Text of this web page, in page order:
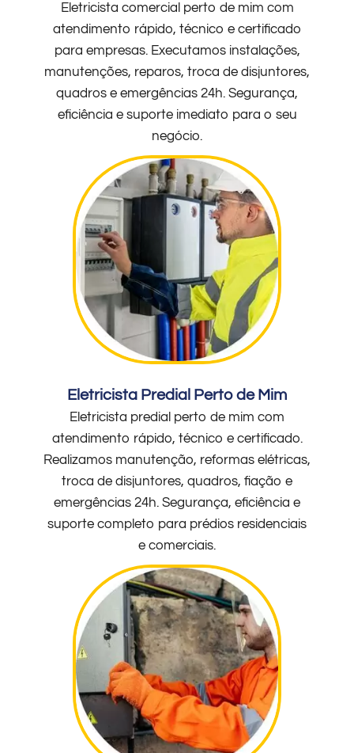
Eletricista comercial perto de mim com
atendimento rápido, técnico e certificado
para empresas. Executamos instalações,
manutenções, reparos, troca de disjuntores,
quadros e emergências 24h. Segurança,
eficiência e suporte imediato para o seu
negócio.
Eletricista Predial Perto de Mim
Eletricista predial perto de mim com
atendimento rápido, técnico e certificado.
Realizamos manutenção, reformas elétricas,
troca de disjuntores, quadros, fiação e
emergências 24h. Segurança, eficiência e
suporte completo para prédios residenciais
e comerciais.